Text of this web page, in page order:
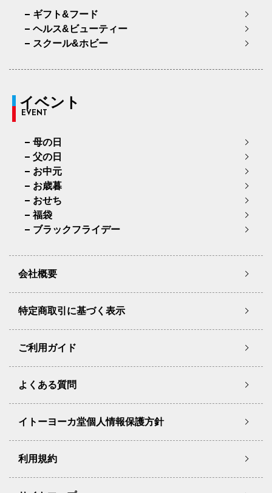
ギフト&フード
ヘルス&ビューティー
スクール&ホビー
イベント
EVENT
母の日
父の日
お中元
お歳暮
おせち
福袋
ブラックフライデー
会社概要
特定商取引に基づく表示
ご利用ガイド
よくある質問
イトーヨーカ堂個人情報保護方針
利用規約